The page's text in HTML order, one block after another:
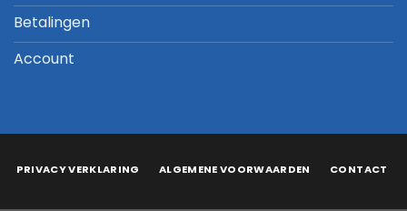
Betalingen
Account
PRIVACY VERKLARING ALGEMENE VOORWAARDEN CONTACT